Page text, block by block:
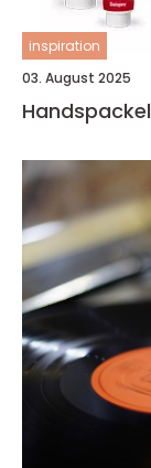
inspiration
03. August 2025